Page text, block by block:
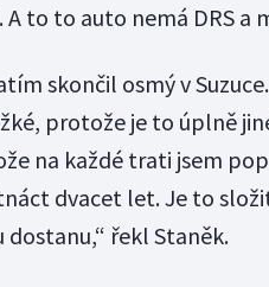
to to auto nemá DRS a
skončil osmý v
protože je to úplně
na každé trati jsem
dvacet let. Je to
dostanu,“ řekl Staněk.